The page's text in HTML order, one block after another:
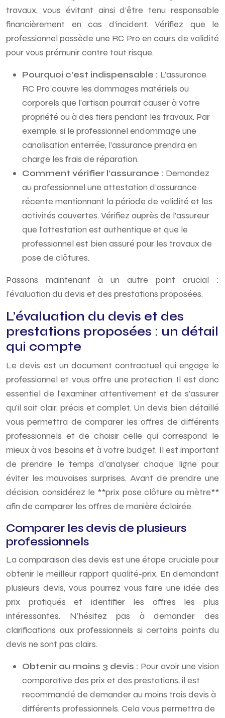
travaux, vous évitant ainsi d’être tenu responsable
financièrement en cas d’incident. Vérifiez que le
professionnel possède une RC Pro en cours de validité
pour vous prémunir contre tout risque.
Pourquoi c’est indispensable : L’assurance
RC Pro couvre les dommages matériels ou
corporels que l’artisan pourrait causer à votre
propriété ou à des tiers pendant les travaux. Par
exemple, si le professionnel endommage une
canalisation enterrée, l’assurance prendra en
charge les frais de réparation.
Comment vérifier l’assurance : Demandez
au professionnel une attestation d’assurance
récente mentionnant la période de validité et les
activités couvertes. Vérifiez auprès de l’assureur
que l’attestation est authentique et que le
professionnel est bien assuré pour les travaux de
pose de clôtures.
Passons maintenant à un autre point crucial :
l’évaluation du devis et des prestations proposées.
L’évaluation du devis et des
prestations proposées : un détail
qui compte
Le devis est un document contractuel qui engage le
professionnel et vous offre une protection. Il est donc
essentiel de l’examiner attentivement et de s’assurer
qu’il soit clair, précis et complet. Un devis bien détaillé
vous permettra de comparer les offres de différents
professionnels et de choisir celle qui correspond le
mieux à vos besoins et à votre budget. Il est important
de prendre le temps d’analyser chaque ligne pour
éviter les mauvaises surprises. Avant de prendre une
décision, considérez le **prix pose clôture au mètre**
afin de comparer les offres de manière éclairée.
Comparer les devis de plusieurs
professionnels
La comparaison des devis est une étape cruciale pour
obtenir le meilleur rapport qualité-prix. En demandant
plusieurs devis, vous pourrez vous faire une idée des
prix pratiqués et identifier les offres les plus
intéressantes. N’hésitez pas à demander des
clarifications aux professionnels si certains points du
devis ne sont pas clairs.
Obtenir au moins 3 devis : Pour avoir une vision
comparative des prix et des prestations, il est
recommandé de demander au moins trois devis à
différents professionnels. Cela vous permettra de